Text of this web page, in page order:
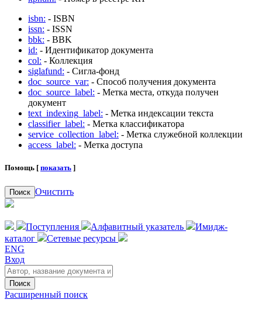
isbn: - ISBN
issn: - ISSN
bbk: - BBK
id: - Идентификатор документа
col: - Коллекция
siglafund: - Сигла-фонд
doc_source_var: - Способ получения документа
doc_source_label: - Метка места, откуда получен
документ
text_indexing_label: - Метка индексации текста
classifier_label: - Метка классификатора
service_collection_label: - Метка служебной коллекции
access_label: - Метка доступа
Помощь [ показать ]
Поиск Очистить
Поступления Алфавитный указатель
Имидж-
каталог
Сетевые ресурсы
ENG
Вход
Поиск
Расширенный поиск